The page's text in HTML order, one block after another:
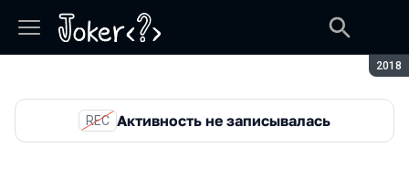
2018
REC Активность не записывалась